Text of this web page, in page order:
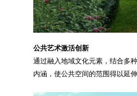
公共艺术激活创新
通过融入地域文化元素，结合多
内涵，使公共空间的范围得以延伸